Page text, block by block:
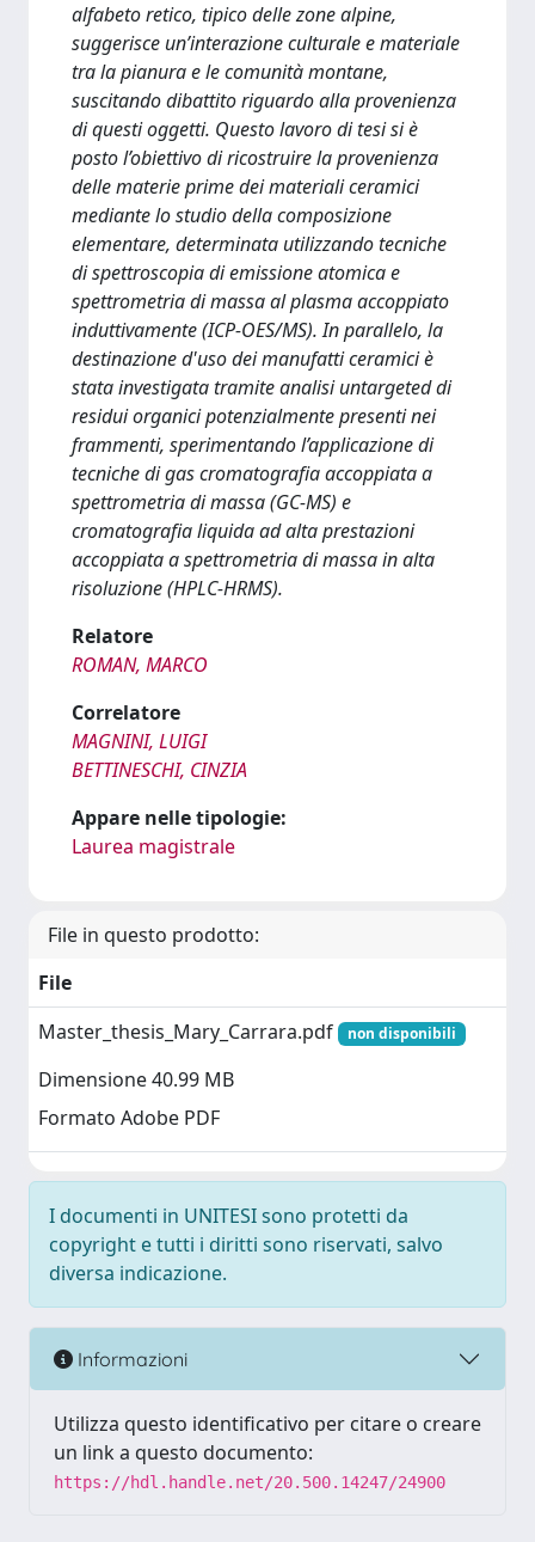
alfabeto retico, tipico delle zone alpine,
suggerisce un’interazione culturale e materiale
tra la pianura e le comunità montane,
suscitando dibattito riguardo alla provenienza
di questi oggetti. Questo lavoro di tesi si è
posto l’obiettivo di ricostruire la provenienza
delle materie prime dei materiali ceramici
mediante lo studio della composizione
elementare, determinata utilizzando tecniche
di spettroscopia di emissione atomica e
spettrometria di massa al plasma accoppiato
induttivamente (ICP-OES/MS). In parallelo, la
destinazione d'uso dei manufatti ceramici è
stata investigata tramite analisi untargeted di
residui organici potenzialmente presenti nei
frammenti, sperimentando l’applicazione di
tecniche di gas cromatografia accoppiata a
spettrometria di massa (GC-MS) e
cromatografia liquida ad alta prestazioni
accoppiata a spettrometria di massa in alta
risoluzione (HPLC-HRMS).
Relatore
ROMAN, MARCO
Correlatore
MAGNINI, LUIGI
BETTINESCHI, CINZIA
Appare nelle tipologie:
Laurea magistrale
File in questo prodotto:
File
Master_thesis_Mary_Carrara.pdf
non disponibili
Dimensione 40.99 MB
Formato Adobe PDF
I documenti in UNITESI sono protetti da
copyright e tutti i diritti sono riservati, salvo
diversa indicazione.
Informazioni
Utilizza questo identificativo per citare o creare
un link a questo documento:
https://hdl.handle.net/20.500.14247/24900